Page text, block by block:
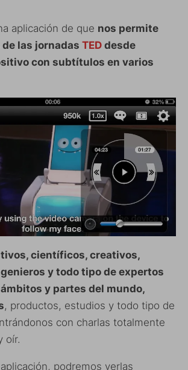
aplicación de que nos permite
las jornadas TED desde
con subtítulos en varios
científicos, creativos,
y todo tipo de expertos
y partes del mundo,
, productos, estudios y todo tipo de
con charlas totalmente
oír.
podremos verlas